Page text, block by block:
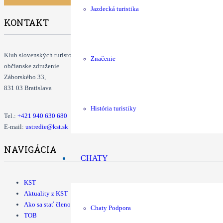
Jazdecká turistika
Značenie
História turistiky
CHATY
Chaty Podpora
KONTAKT
Klub slovenských turistov
občianske združenie
Záborského 33,
831 03 Bratislava
Tel.: +421 940 630 680
E-mail: ustredie@kst.sk
NAVIGÁCIA
KST
Aktuality z KST
Ako sa stať členom KST
TOB